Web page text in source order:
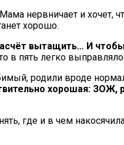
нервничает и хочет,
хорошо.
вытащить… И
в пять легко
родили вроде
хорошая: ЗОЖ,
где и в чем